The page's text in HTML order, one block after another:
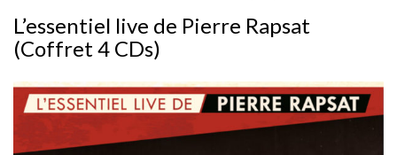
L’essentiel live de Pierre Rapsat
(Coffret 4 CDs)